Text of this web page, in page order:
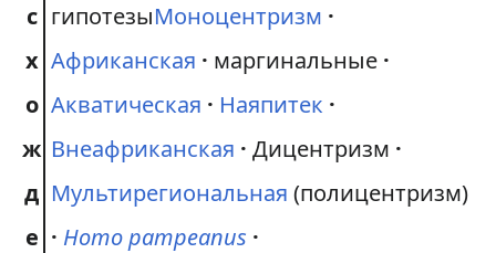
с
х
о
ж
д
е
гипотезыМоноцентризм
Африканская
маргинальные
Акватическая
Наяпитек
Внеафриканская
Дицентризм
Мультирегиональная (полицентризм)
Homo pampeanus